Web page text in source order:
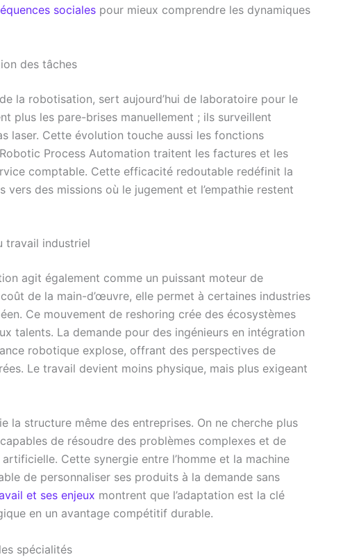
sociales pour mieux comprendre les dynamiques
des tâches
la robotisation, sert aujourd’hui de laboratoire pour le
plus les pare-brises manuellement ; ils surveillent
laser. Cette évolution touche aussi les fonctions
Process Automation traitent les factures et les
comptable. Cette efficacité redoutable redéfinit la
des missions où le jugement et l’empathie restent
travail industriel
agit également comme un puissant moteur de
de la main-d’œuvre, elle permet à certaines industries
Ce mouvement de reshoring crée des écosystèmes
talents. La demande pour des ingénieurs en intégration
robotique explose, offrant des perspectives de
Le travail devient moins physique, mais plus exigeant
la structure même des entreprises. On ne cherche plus
de résoudre des problèmes complexes et de
Cette synergie entre l’homme et la machine
de personnaliser ses produits à la demande sans
et ses enjeux montrent que l’adaptation est la clé
en un avantage compétitif durable.
spécialités